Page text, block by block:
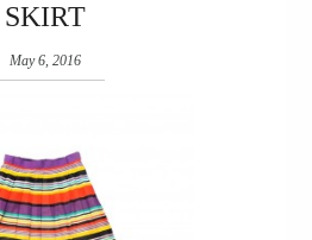
SKIRT
May 6, 2016